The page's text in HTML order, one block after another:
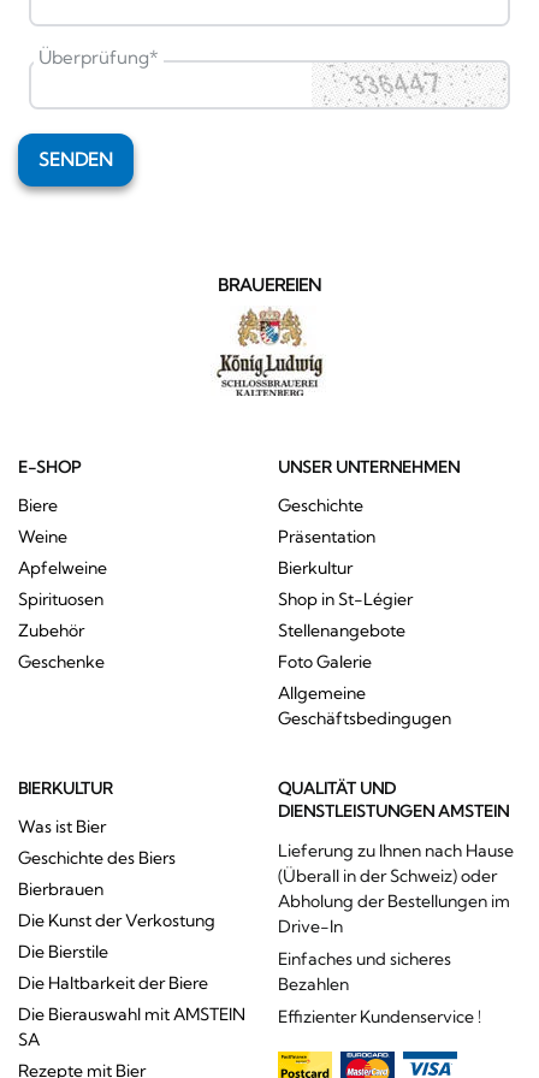
Überprüfung*
SENDEN
BRAUEREIEN
E-SHOP
Biere
Weine
Apfelweine
Spirituosen
Zubehör
Geschenke
UNSER UNTERNEHMEN
Geschichte
Präsentation
Bierkultur
Shop in St-Légier
Stellenangebote
Foto Galerie
Allgemeine
Geschäftsbedingugen
BIERKULTUR
Was ist Bier
Geschichte des Biers
Bierbrauen
Die Kunst der Verkostung
Die Bierstile
Die Haltbarkeit der Biere
Die Bierauswahl mit AMSTEIN
SA
Rezepte mit Bier
QUALITÄT UND
DIENSTLEISTUNGEN AMSTEIN
Lieferung zu Ihnen nach Hause
(Überall in der Schweiz) oder
Abholung der Bestellungen im
Drive-In
Einfaches und sicheres
Bezahlen
Effizienter Kundenservice !